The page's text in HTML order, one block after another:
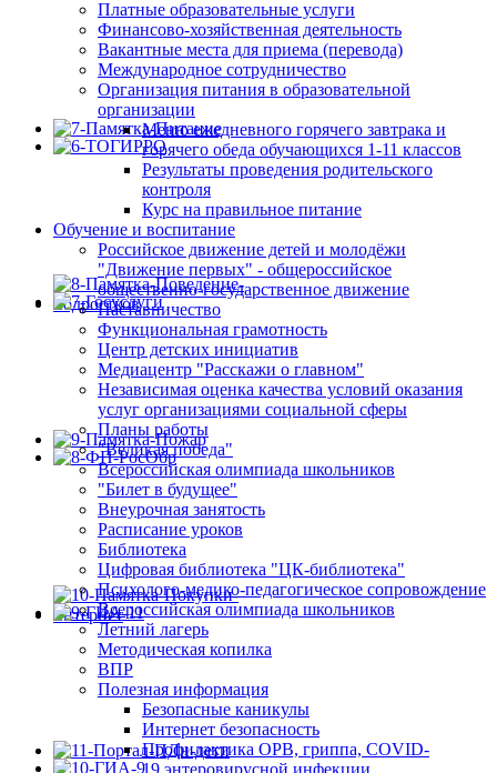
Платные образовательные услуги
Финансово-хозяйственная деятельность
Вакантные места для приема (перевода)
Международное сотрудничество
Организация питания в образовательной
организации
Меню ежедневного горячего завтрака и
горячего обеда обучающихся 1-11 классов
Результаты проведения родительского
контроля
Курс на правильное питание
Обучение и воспитание
Российское движение детей и молодёжи
"Движение первых" - общероссийское
общественно-государственное движение
Наставничество
Функциональная грамотность
Центр детских инициатив
Медиацентр "Расскажи о главном"
Независимая оценка качества условий оказания
услуг организациями социальной сферы
Планы работы
"Великая победа"
Всероссийская олимпиада школьников
"Билет в будущее"
Внеурочная занятость
Расписание уроков
Библиотека
Цифровая библиотека "ЦК-библиотека"
Психолого-медико-педагогическое сопровождение
Всероссийская олимпиада школьников
Летний лагерь
Методическая копилка
ВПР
Полезная информация
Безопасные каникулы
Интернет безопасность
Профилактика ОРВ, гриппа, COVID-